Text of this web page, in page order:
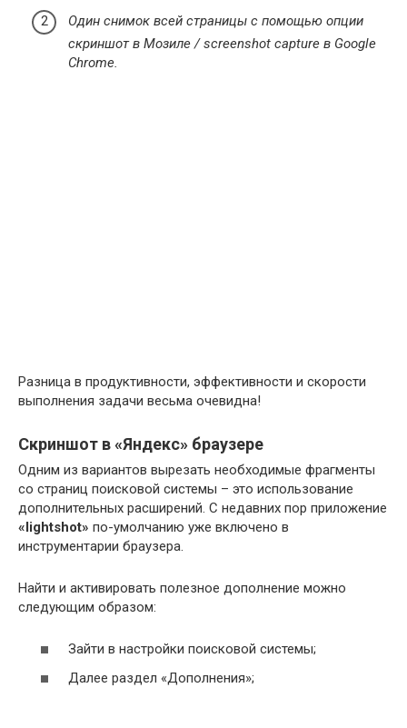
Один снимок всей страницы с помощью опции
скриншот в Мозиле / screenshot capture в Google
Chrome.
Разница в продуктивности, эффективности и скорости
выполнения задачи весьма очевидна!
Скриншот в «Яндекс» браузере
Одним из вариантов вырезать необходимые фрагменты
со страниц поисковой системы – это использование
дополнительных расширений. С недавних пор приложение
«lightshot» по-умолчанию уже включено в
инструментарии браузера.
Найти и активировать полезное дополнение можно
следующим образом:
Зайти в настройки поисковой системы;
Далее раздел «Дополнения»;